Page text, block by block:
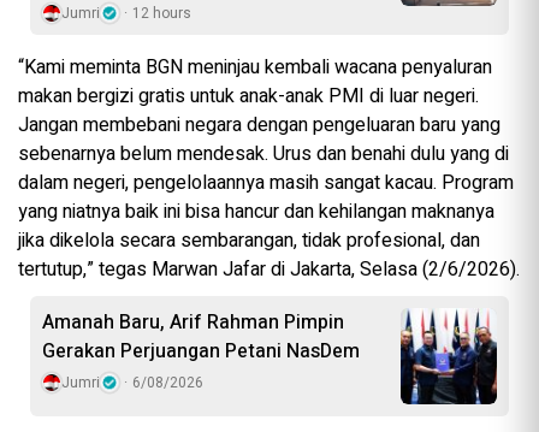
Jumri 12 hours
“Kami meminta BGN meninjau kembali wacana penyaluran
makan bergizi gratis untuk anak-anak PMI di luar negeri.
Jangan membebani negara dengan pengeluaran baru yang
sebenarnya belum mendesak. Urus dan benahi dulu yang di
dalam negeri, pengelolaannya masih sangat kacau. Program
yang niatnya baik ini bisa hancur dan kehilangan maknanya
jika dikelola secara sembarangan, tidak profesional, dan
tertutup,” tegas Marwan Jafar di Jakarta, Selasa (2/6/2026).
Amanah Baru, Arif Rahman Pimpin
Gerakan Perjuangan Petani NasDem
Jumri 6/08/2026